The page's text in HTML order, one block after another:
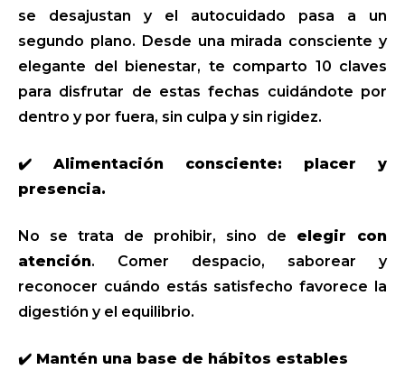
se desajustan y el autocuidado pasa a un
segundo plano. Desde una mirada consciente y
elegante del bienestar, te comparto 10 claves
para disfrutar de estas fechas cuidándote por
dentro y por fuera, sin culpa y sin rigidez.
✔️ Alimentación consciente: placer y
presencia.
No se trata de prohibir, sino de elegir con
atención. Comer despacio, saborear y
reconocer cuándo estás satisfecho favorece la
digestión y el equilibrio.
✔️ Mantén una base de hábitos estables